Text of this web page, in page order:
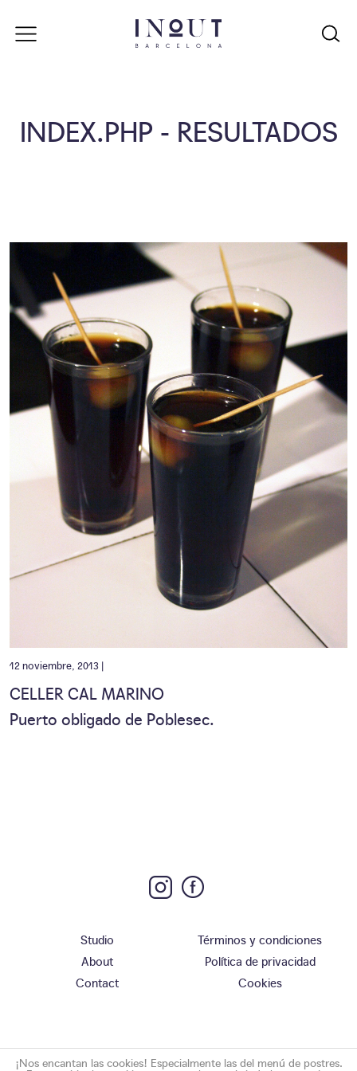
INDEX.PHP - RESULTADOS
12 noviembre, 2013 |
CELLER CAL MARINO
Puerto obligado de Poblesec.
Studio
About
Contact
Términos y condiciones
Política de privacidad
Cookies
¡Nos encantan las cookies! Especialmente las del menú de postres.